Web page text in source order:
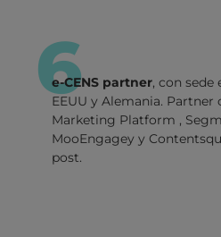
6
e-CENS partner, con sede
EEUU y Alemania.
Marketing Platform ,
MooEngagey y
post.